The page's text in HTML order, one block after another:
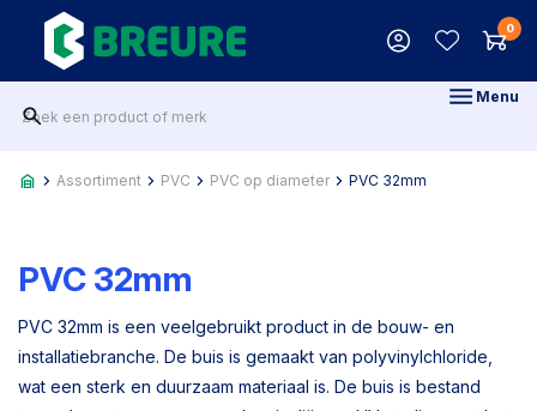
0
Menu
Assortiment PVC PVC op diameter PVC 32mm
PVC 32mm
PVC 32mm is een veelgebruikt product in de bouw- en
installatiebranche. De buis is gemaakt van polyvinylchloride,
wat een sterk en duurzaam materiaal is. De buis is bestand